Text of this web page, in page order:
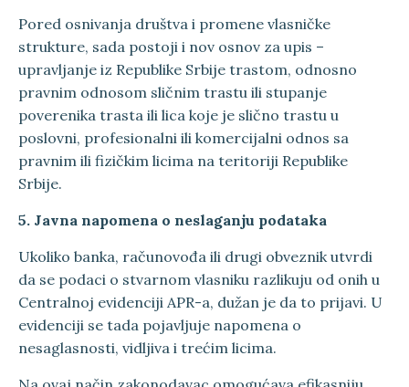
Pored osnivanja društva i promene vlasničke
strukture, sada postoji i nov osnov za upis –
upravljanje iz Republike Srbije trastom, odnosno
pravnim odnosom sličnim trastu ili stupanje
poverenika trasta ili lica koje je slično trastu u
poslovni, profesionalni ili komercijalni odnos sa
pravnim ili fizičkim licima na teritoriji Republike
Srbije.
5. Javna napomena o neslaganju podataka
Ukoliko banka, računovođa ili drugi obveznik utvrdi
da se podaci o stvarnom vlasniku razlikuju od onih u
Centralnoj evidenciji APR-a, dužan je da to prijavi. U
evidenciji se tada pojavljuje napomena o
nesaglasnosti, vidljiva i trećim licima.